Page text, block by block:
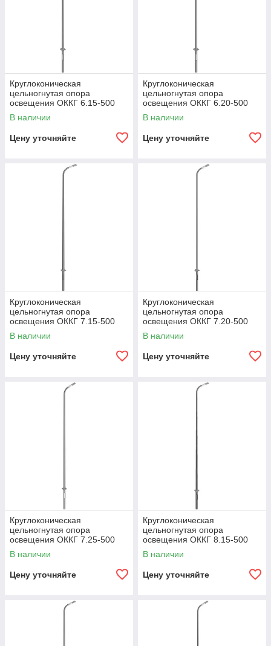
Круглоконическая
цельногнутая опора
освещения ОККГ 6.15-500
В наличии
Цену уточняйте
Круглоконическая
цельногнутая опора
освещения ОККГ 6.20-500
В наличии
Цену уточняйте
Круглоконическая
цельногнутая опора
освещения ОККГ 7.15-500
В наличии
Цену уточняйте
Круглоконическая
цельногнутая опора
освещения ОККГ 7.20-500
В наличии
Цену уточняйте
Круглоконическая
цельногнутая опора
освещения ОККГ 7.25-500
В наличии
Цену уточняйте
Круглоконическая
цельногнутая опора
освещения ОККГ 8.15-500
В наличии
Цену уточняйте